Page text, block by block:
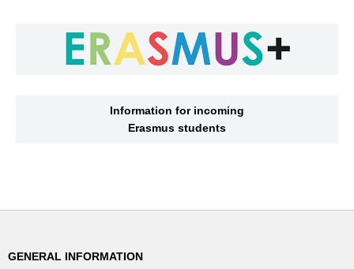
Information for incoming
Erasmus students
GENERAL INFORMATION